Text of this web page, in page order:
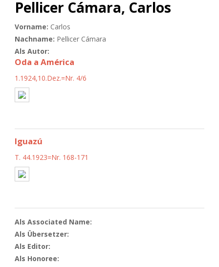
Pellicer Cámara, Carlos
Vorname: Carlos
Nachname: Pellicer Cámara
Als Autor:
Oda a América
1.1924,10.Dez.=Nr. 4/6
Iguazú
T. 44.1923=Nr. 168-171
Als Associated Name:
Als Übersetzer:
Als Editor:
Als Honoree: